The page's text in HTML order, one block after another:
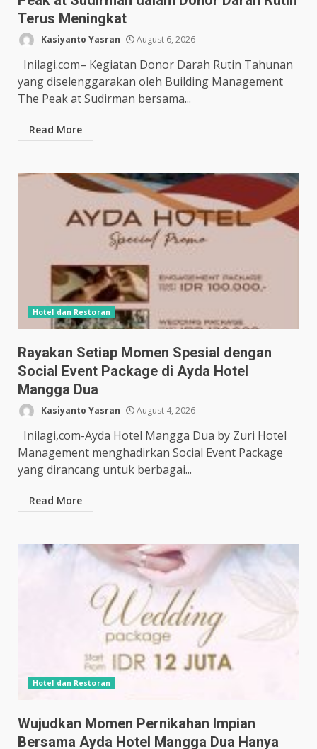
Terus Meningkat
Kasiyanto Yasran August 6, 2026
Inilagi.com– Kegiatan Donor Darah Rutin Tahunan
yang diselenggarakan oleh Building Management
The Peak at Sudirman bersama...
Read More
Hotel dan Restoran
Rayakan Setiap Momen Spesial dengan
Social Event Package di Ayda Hotel
Mangga Dua
Kasiyanto Yasran August 4, 2026
Inilagi,com-Ayda Hotel Mangga Dua by Zuri Hotel
Management menghadirkan Social Event Package
yang dirancang untuk berbagai...
Read More
Hotel dan Restoran
Wujudkan Momen Pernikahan Impian
Bersama Ayda Hotel Mangga Dua Hanya